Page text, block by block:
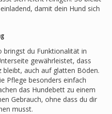
damit dein Hund sich
du Funktionalität in
gewährleistet, dass
auch auf glatten Böden.
Pflege besonders einfach
das Hundebett zu einem
Gebrauch, ohne dass du dir
musst.